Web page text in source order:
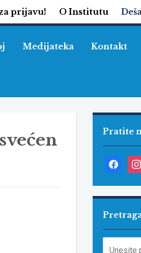
prijavu! O Institutu
Medijateka Kontakt
Pratite
facebook